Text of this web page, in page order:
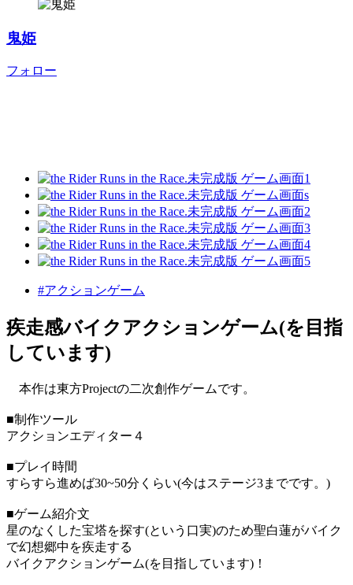
鬼姫
フォロー
#アクションゲーム
疾走感バイクアクションゲーム(を目指
しています)
本作は東方Projectの二次創作ゲームです。
■制作ツール
アクションエディター４
■プレイ時間
すらすら進めば30~50分くらい(今はステージ3までです。)
■ゲーム紹介文
星のなくした宝塔を探す(という口実)のため聖白蓮がバイク
で幻想郷中を疾走する
バイクアクションゲーム(を目指しています)！